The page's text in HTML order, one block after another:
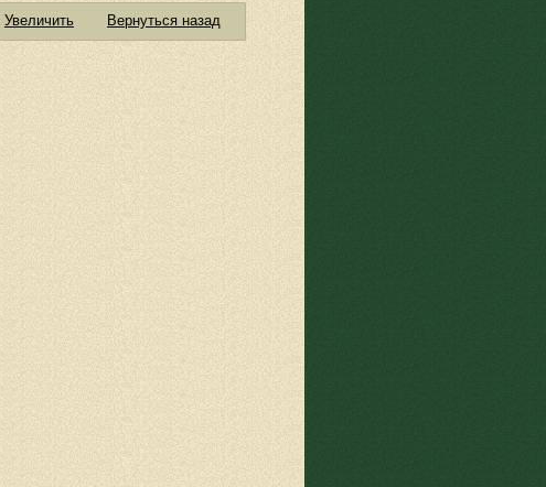
Увеличить Вернуться назад